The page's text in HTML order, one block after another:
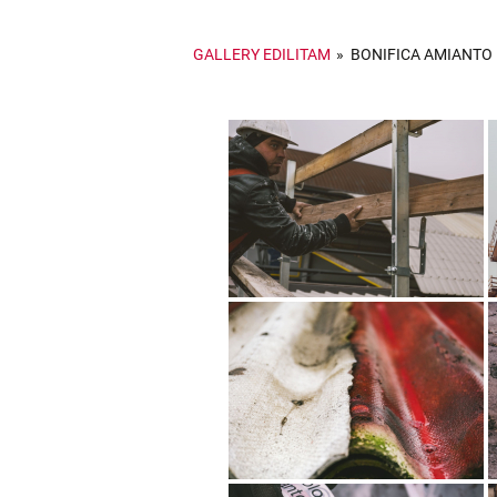
INCENTIVI
LUCERNARI
MESSA IN
SISMICA
MANUTENZIONI
SISTEMI DI
ANTICADUTA
PROGETTAZIONE E
GALLERY EDILITAM » BONIFICA AMIANTO